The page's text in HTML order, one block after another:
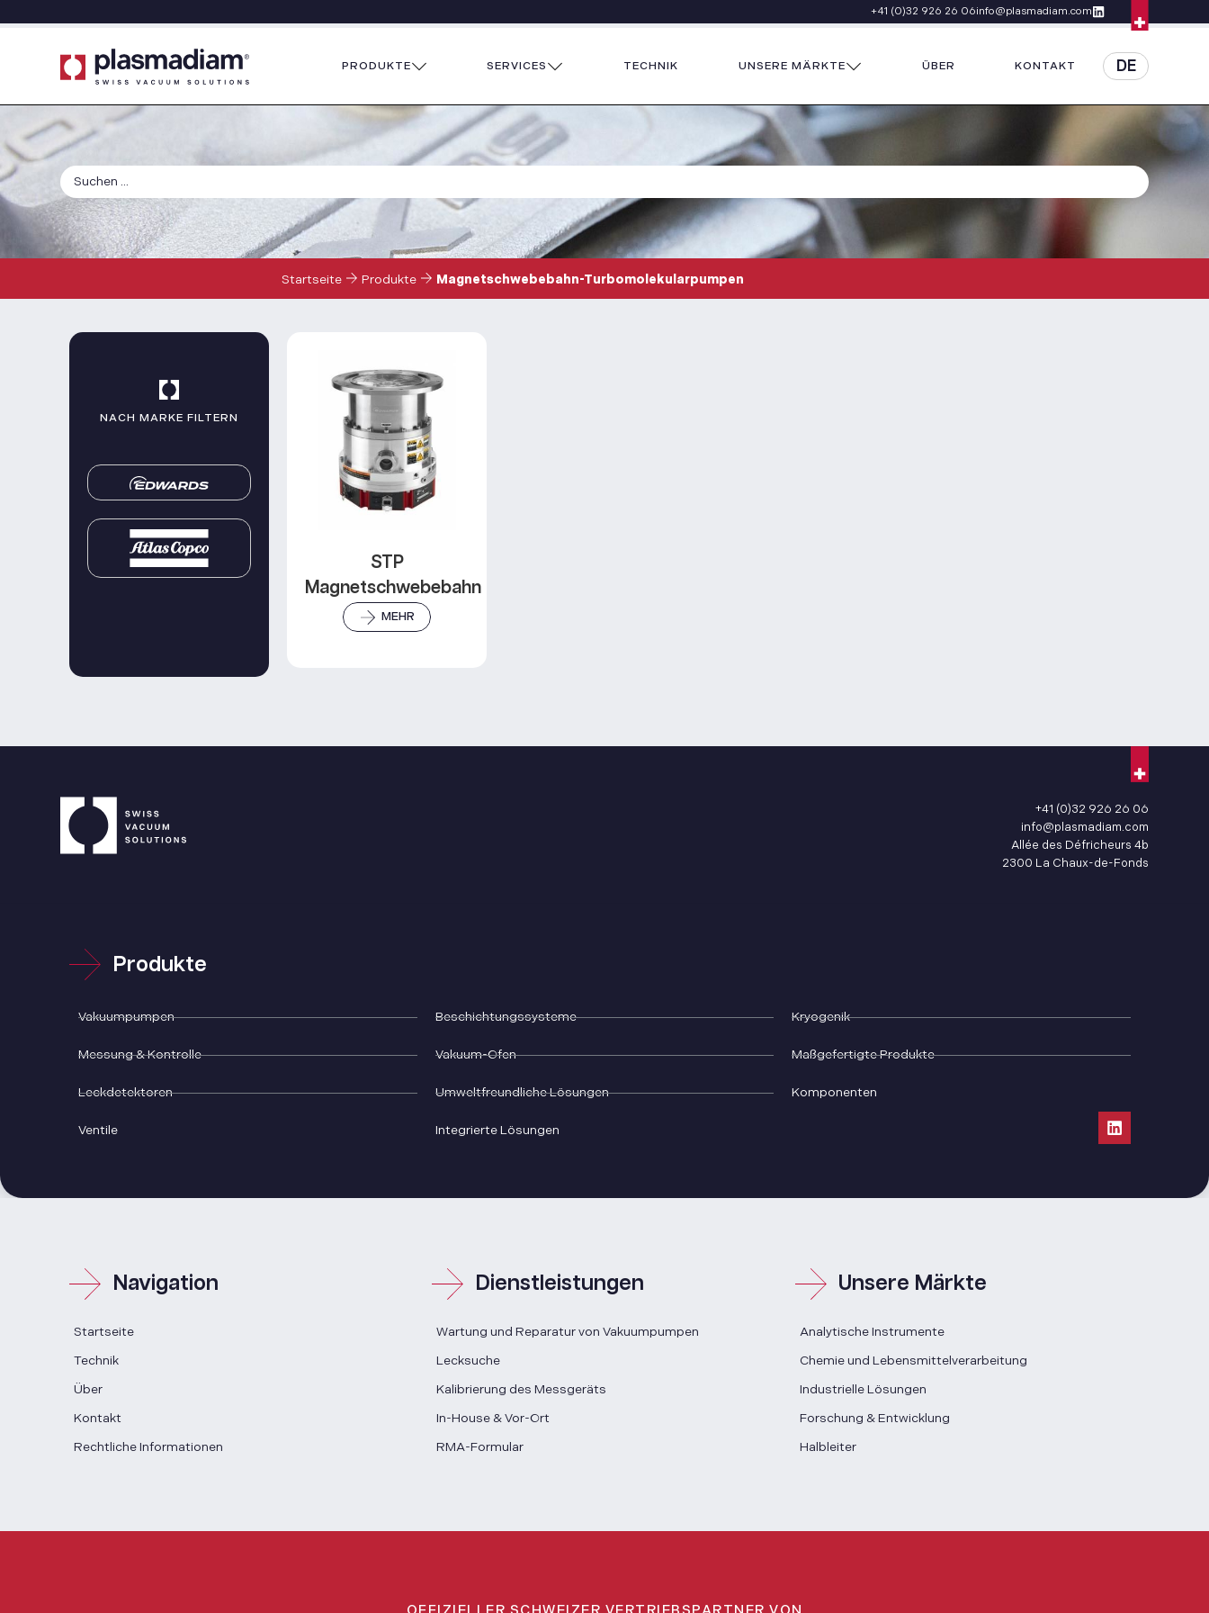
+41 (0)32 926 26 06info@plasmadiam.com
PRODUKTE SERVICES TECHNIK UNSERE MÄRKTE ÜBER KONTAKT DE
Startseite Produkte Magnetschwebebahn-Turbomolekularpumpen
NACH MARKE FILTERN
STP
Magnetschwebebahn
MEHR
+41 (0)32 926 26 06
info@plasmadiam.com
Allée des Défricheurs 4b
2300 La Chaux-de-Fonds
Produkte
Vakuumpumpen
Messung & Kontrolle
Leckdetektoren
Ventile
Beschichtungssysteme
Vakuum-Ofen
Umweltfreundliche Lösungen
Integrierte Lösungen
Kryogenik
Maßgefertigte Produkte
Komponenten
Navigation
Startseite
Technik
Über
Kontakt
Rechtliche Informationen
Dienstleistungen
Wartung und Reparatur von Vakuumpumpen
Lecksuche
Kalibrierung des Messgeräts
In-House & Vor-Ort
RMA-Formular
Unsere Märkte
Analytische Instrumente
Chemie und Lebensmittelverarbeitung
Industrielle Lösungen
Forschung & Entwicklung
Halbleiter